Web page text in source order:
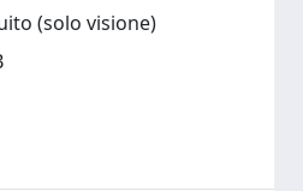
(solo visione)